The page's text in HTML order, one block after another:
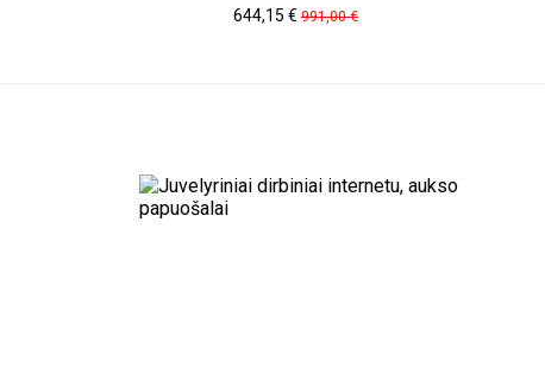
Kaina
644,15 €Pradinė
kaina
991,00 €